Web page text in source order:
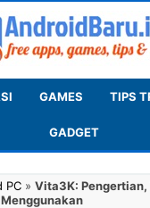
GAMES TIPS
GADGET
PC» Vita3K: Pengertian,